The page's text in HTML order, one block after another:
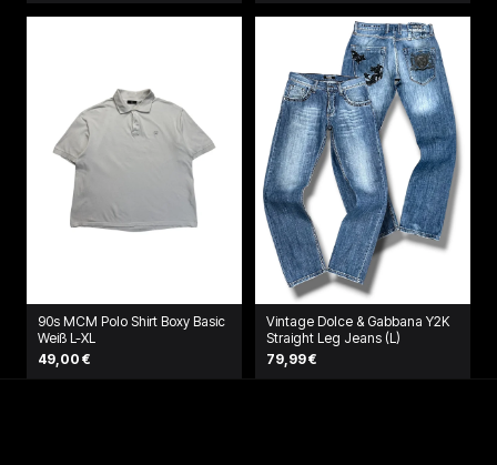
90s MCM Polo Shirt Boxy Basic
Weiß L-XL
49,00 €
Vintage Dolce & Gabbana Y2K
Straight Leg Jeans (L)
79,99 €